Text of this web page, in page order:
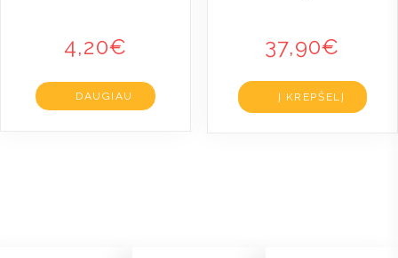
4,20€
DAUGIAU
37,90€
Į KREPŠELĮ